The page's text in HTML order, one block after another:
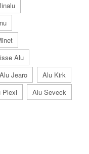
Alu
Alu Jearo
Alu Kirk
Plexi
Alu Seveck